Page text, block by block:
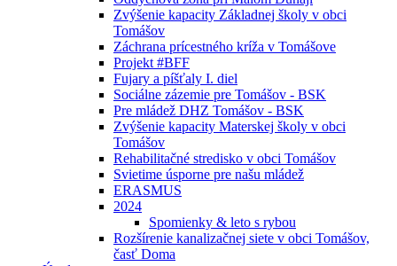
Zvýšenie kapacity Základnej školy v obci
Tomášov
Záchrana prícestného kríža v Tomášove
Projekt #BFF
Fujary a píšťaly I. diel
Sociálne zázemie pre Tomášov - BSK
Pre mládež DHZ Tomášov - BSK
Zvýšenie kapacity Materskej školy v obci
Tomášov
Rehabilitačné stredisko v obci Tomášov
Svietime úsporne pre našu mládež
ERASMUS
2024
Spomienky & leto s rybou
Rozšírenie kanalizačnej siete v obci Tomášov,
časť Doma